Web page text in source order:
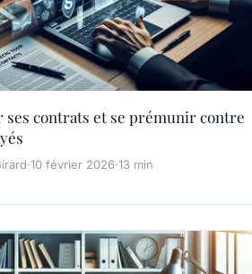
ses contrats et se prémunir contre
·10 février 2026·13 min